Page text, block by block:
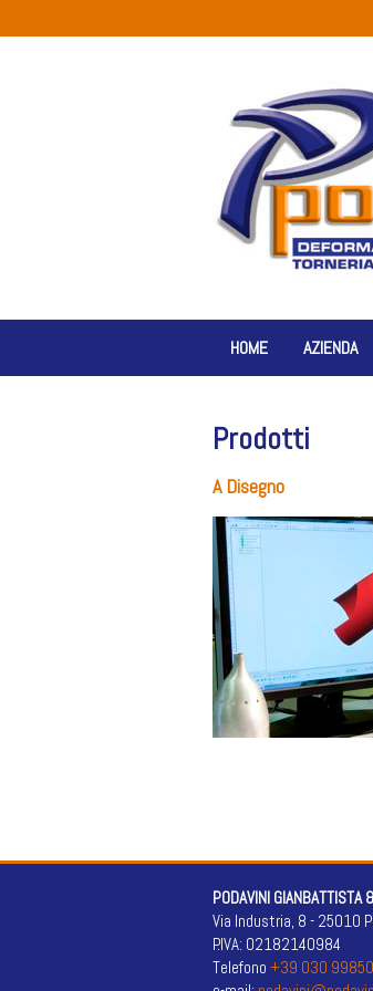
HOME AZIENDA
Prodotti
A Disegno
PODAVINI GIANBATTISTA
Via Industria, 8 - 25010
P.IVA: 02182140984
Telefono +39 030